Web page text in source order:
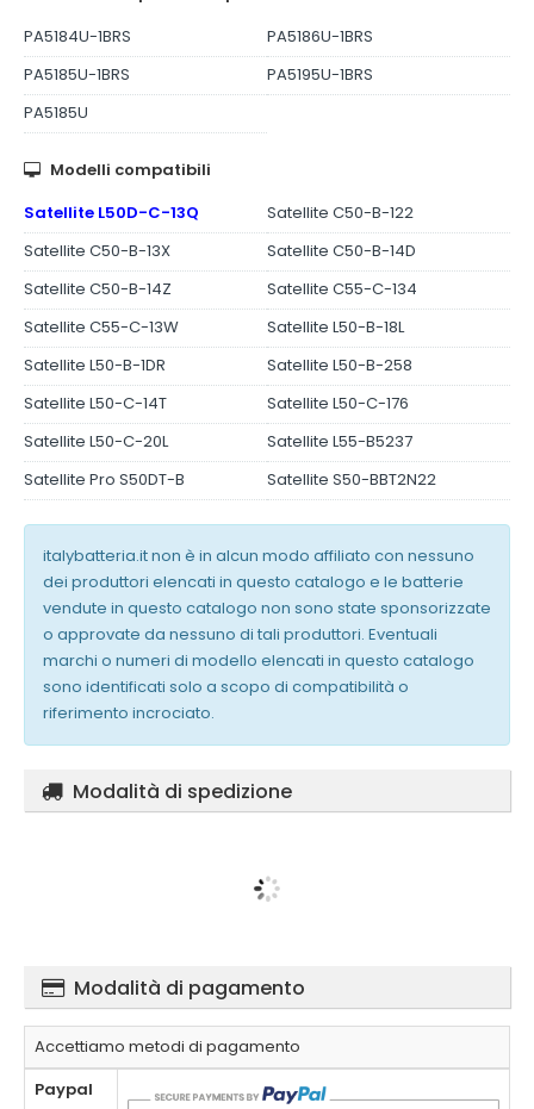
PA5184U-1BRS
PA5186U-1BRS
PA5185U-1BRS
PA5195U-1BRS
PA5185U
Modelli compatibili
Satellite L50D-C-13Q
Satellite C50-B-122
Satellite C50-B-13X
Satellite C50-B-14D
Satellite C50-B-14Z
Satellite C55-C-134
Satellite C55-C-13W
Satellite L50-B-18L
Satellite L50-B-1DR
Satellite L50-B-258
Satellite L50-C-14T
Satellite L50-C-176
Satellite L50-C-20L
Satellite L55-B5237
Satellite Pro S50DT-B
Satellite S50-BBT2N22
italybatteria.it non è in alcun modo affiliato con nessuno
dei produttori elencati in questo catalogo e le batterie
vendute in questo catalogo non sono state sponsorizzate
o approvate da nessuno di tali produttori. Eventuali
marchi o numeri di modello elencati in questo catalogo
sono identificati solo a scopo di compatibilità o
riferimento incrociato.
Modalità di spedizione
Modalità di pagamento
Accettiamo metodi di pagamento
Paypal